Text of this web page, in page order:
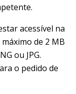
acessível na
de 2 MB
ou JPG.
o pedido de